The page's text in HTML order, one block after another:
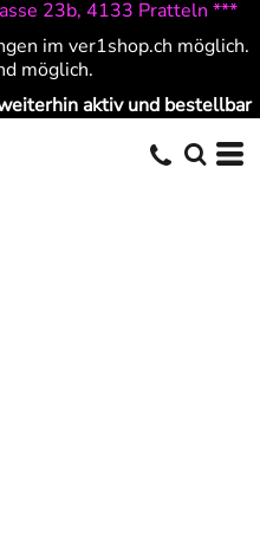
23b, 4133 Pratteln ***
im ver1shop.ch möglich.
möglich.
aktiv und bestellbar